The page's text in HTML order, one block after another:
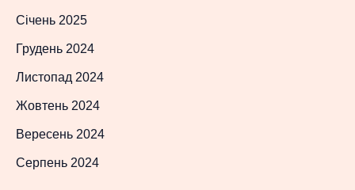
Січень 2025
Грудень 2024
Листопад 2024
Жовтень 2024
Вересень 2024
Серпень 2024